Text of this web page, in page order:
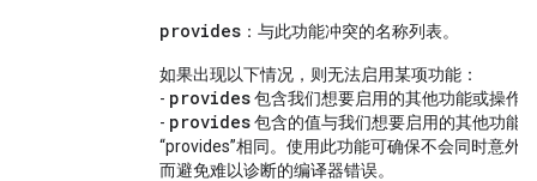
provides ：与此功能冲突的名称列表。
如果出现以下情况，则无法启用某项功能：
- provides包含我们想要启用的其他功能或操作
- provides包含的值与我们想要启用的其他功能
“provides”相同。使用此功能可确保不会同时意外
而避免难以诊断的编译器错误。